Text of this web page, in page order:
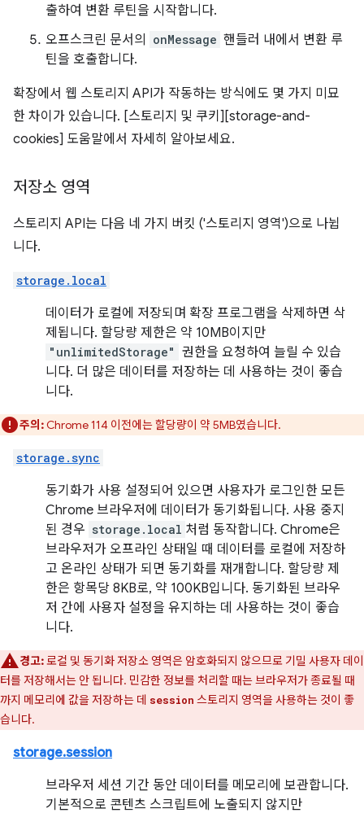
출하여 변환 루틴을 시작합니다.
오프스크린 문서의
onMessage 핸들러 내에서 변환 루
틴을 호출합니다.
확장에서 웹 스토리지 API가 작동하는 방식에도 몇 가지 미묘
한 차이가 있습니다. [스토리지 및 쿠키][storage-and-
cookies] 도움말에서 자세히 알아보세요.
저장소 영역
스토리지 API는 다음 네 가지 버킷 ('스토리지 영역')으로 나뉩
니다.
storage.local
데이터가 로컬에 저장되며 확장 프로그램을 삭제하면 삭
제됩니다. 할당량 제한은 약 10MB이지만
"unlimitedStorage" 권한을 요청하여 늘릴 수 있습
니다. 더 많은 데이터를 저장하는 데 사용하는 것이 좋습
니다.
주의:Chrome 114 이전에는 할당량이 약 5MB였습니다.
storage.sync
동기화가 사용 설정되어 있으면 사용자가 로그인한 모든
Chrome 브라우저에 데이터가 동기화됩니다. 사용 중지
된 경우 storage.local 처럼 동작합니다. Chrome은
브라우저가 오프라인 상태일 때 데이터를 로컬에 저장하
고 온라인 상태가 되면 동기화를 재개합니다. 할당량 제
한은 항목당 8KB로, 약 100KB입니다. 동기화된 브라우
저 간에 사용자 설정을 유지하는 데 사용하는 것이 좋습
니다.
경고:로컬 및 동기화 저장소 영역은 암호화되지 않으므로 기밀 사용자 데이
터를 저장해서는 안 됩니다. 민감한 정보를 처리할 때는 브라우저가 종료될 때
까지 메모리에 값을 저장하는 데 session 스토리지 영역을 사용하는 것이 좋
습니다.
storage.session
브라우저 세션 기간 동안 데이터를 메모리에 보관합니다.
기본적으로 콘텐츠 스크립트에 노출되지 않지만